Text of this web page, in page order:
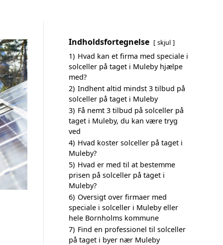
Indholdsfortegnelse skjul
1) Hvad kan et firma med speciale i
solceller på taget i Muleby hjælpe
med?
2) Indhent altid mindst 3 tilbud på
solceller på taget i Muleby
3) Få nemt 3 tilbud på solceller på
taget i Muleby, du kan være tryg
ved
4) Hvad koster solceller på taget i
Muleby?
5) Hvad er med til at bestemme
prisen på solceller på taget i
Muleby?
6) Oversigt over firmaer med
speciale i solceller i Muleby eller
hele Bornholms kommune
7) Find en professionel til solceller
på taget i byer nær Muleby